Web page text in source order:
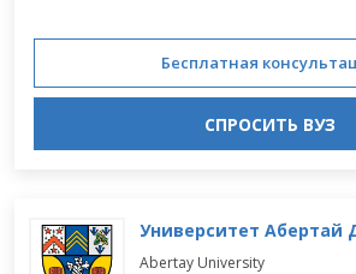
Бесплатная
СПРОСИТЬ ВУЗ
Университет Абертай
Abertay University